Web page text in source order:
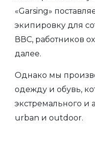
«Garsing»
экипировку для
ВВС, работников
далее.
Однако мы
одежду и обувь,
экстремального и
urban и outdoor.